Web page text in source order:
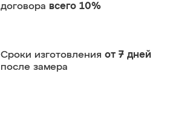
договора всего 10%
Сроки изготовления от 7 дней
после замера